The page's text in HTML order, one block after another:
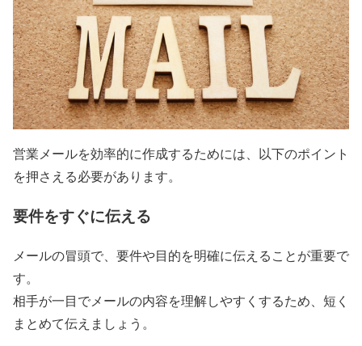
営業メールを効率的に作成するためには、以下のポイント
を押さえる必要があります。
要件をすぐに伝える
メールの冒頭で、要件や目的を明確に伝えることが重要で
す。
相手が一目でメールの内容を理解しやすくするため、短く
まとめて伝えましょう。